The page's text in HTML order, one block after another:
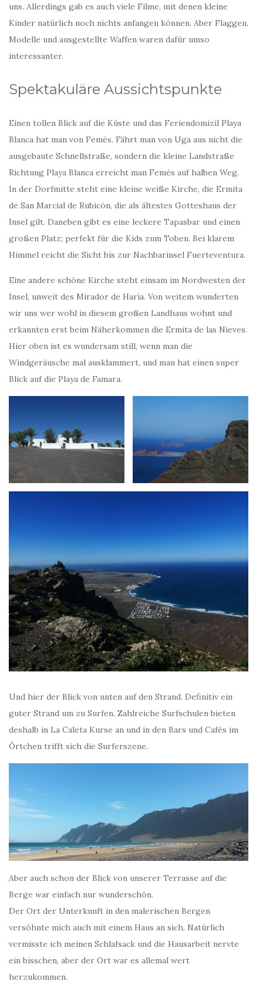
uns. Allerdings gab es auch viele Filme, mit denen kleine
Kinder natürlich noch nichts anfangen können. Aber Flaggen,
Modelle und ausgestellte Waffen waren dafür umso
interessanter.
Spektakuläre Aussichtspunkte
Einen tollen Blick auf die Küste und das Feriendomizil Playa
Blanca hat man von Femés. Fährt man von Uga aus nicht die
ausgebaute Schnellstraße, sondern die kleine Landstraße
Richtung Playa Blanca erreicht man Femés auf halben Weg.
In der Dorfmitte steht eine kleine weiße Kirche, die Ermita
de San Marcial de Rubicón, die als ältestes Gotteshaus der
Insel gilt. Daneben gibt es eine leckere Tapasbar und einen
großen Platz; perfekt für die Kids zum Toben. Bei klarem
Himmel reicht die Sicht bis zur Nachbarinsel Fuerteventura.
Eine andere schöne Kirche steht einsam im Nordwesten der
Insel, unweit des Mirador de Haría. Von weitem wunderten
wir uns wer wohl in diesem großen Landhaus wohnt und
erkannten erst beim Näherkommen die Ermita de las Nieves.
Hier oben ist es wundersam still, wenn man die
Windgeräusche mal ausklammert, und man hat einen super
Blick auf die Playa de Famara.
Und hier der Blick von unten auf den Strand. Definitiv ein
guter Strand um zu Surfen. Zahlreiche Surfschulen bieten
deshalb in La Caleta Kurse an und in den Bars und Cafés im
Örtchen trifft sich die Surferszene.
Aber auch schon der Blick von unserer Terrasse auf die
Berge war einfach nur wunderschön.
Der Ort der Unterkunft in den malerischen Bergen
versöhnte mich auch mit einem Haus an sich. Natürlich
vermisste ich meinen Schlafsack und die Hausarbeit nervte
ein bisschen, aber der Ort war es allemal wert
herzukommen.